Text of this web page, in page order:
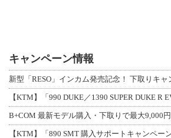
キャンペーン情報
【KTM】「990 DUKE／1390 SUPER DUKE R
【KTM】「890 SMT 購入サポートキャンペー